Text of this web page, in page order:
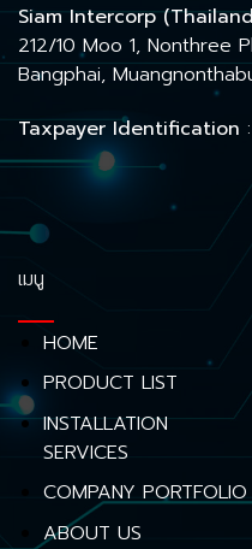
Siam Intercorp
212/10 Moo 1, Nonthree
Bangphai,
Taxpayer Identification
เมนู
HOME
PRODUCT LIST
INSTALLATION
SERVICES
COMPANY PORTFOLIO
ABOUT US